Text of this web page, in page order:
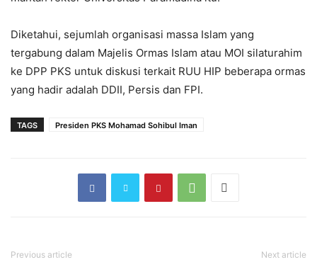
Diketahui, sejumlah organisasi massa Islam yang
tergabung dalam Majelis Ormas Islam atau MOI silaturahim
ke DPP PKS untuk diskusi terkait RUU HIP beberapa ormas
yang hadir adalah DDII, Persis dan FPI.
TAGS Presiden PKS Mohamad Sohibul Iman
Previous article Next article